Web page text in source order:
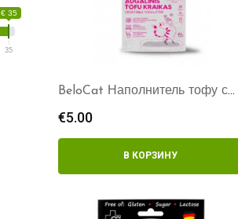
€ 35
35
BeloCat Наполнитель тофу с
€5.00
В КОРЗИНУ